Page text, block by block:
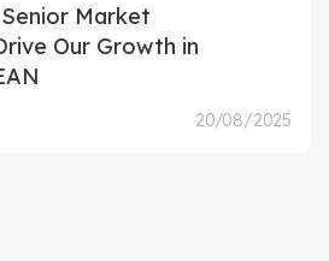
Market
Our Growth in
20/08/2025